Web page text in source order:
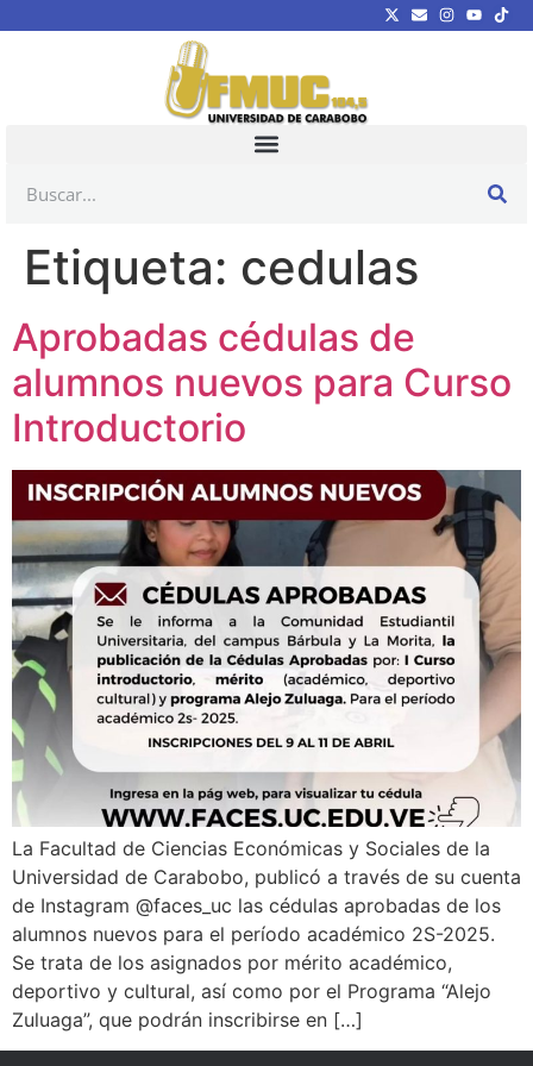
Etiqueta: cedulas
Aprobadas cédulas de
alumnos nuevos para Curso
Introductorio
La Facultad de Ciencias Económicas y Sociales de la
Universidad de Carabobo, publicó a través de su cuenta
de Instagram @faces_uc las cédulas aprobadas de los
alumnos nuevos para el período académico 2S-2025.
Se trata de los asignados por mérito académico,
deportivo y cultural, así como por el Programa “Alejo
Zuluaga”, que podrán inscribirse en […]